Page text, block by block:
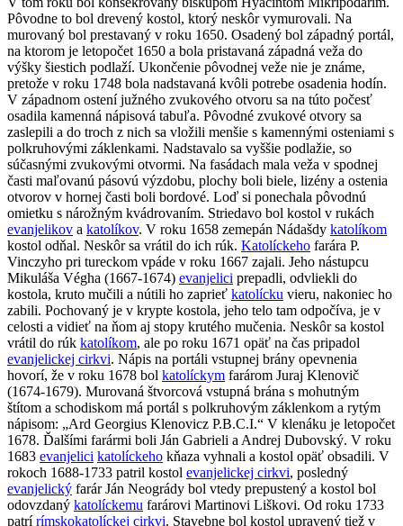
Pôvodne to bol drevený kostol, ktorý neskôr vymurovali. Na
murovaný bol prestavaný v roku 1650. Osadený bol západný portál,
na ktorom je letopočet 1650 a bola pristavaná západná veža do
výšky šiestich podlaží. Ukončenie pôvodnej veže nie je známe,
pretože v roku 1748 bola nadstavaná kvôli potrebe osadenia hodín.
V západnom ostení južného zvukového otvoru sa na túto počesť
osadila kamenná nápisová tabuľa. Pôvodné zvukové otvory sa
zaslepili a do troch z nich sa vložili menšie s kamennými osteniami s
polkruhovými záklenkami. Nadstavalo sa vyššie podlažie, so
súčasnými zvukovými otvormi. Na fasádach mala veža v spodnej
časti maľovanú pásovú výzdobu, plochy boli biele, lizény a ostenia
otvorov v hornej časti boli bordové. Loď si ponechala pôvodnú
omietku s nárožným kvádrovaním. Striedavo bol kostol v rukách
evanjelikov a katolíkov. V roku 1658 zemepán Nádašdy katolíkom
kostol odňal. Neskôr sa vrátil do ich rúk. Katolíckeho farára P.
Vinczyho pri tureckom vpáde v roku 1667 zajali. Jeho nástupcu
Mikuláša Végha (1667-1674) evanjelici prepadli, odvliekli do
kostola, kruto mučili a nútili ho zaprieť katolícku vieru, nakoniec ho
zabili. Pochovaný je v krypte kostola, jeho telo tam odpočíva, je v
celosti a vidieť na ňom aj stopy krutého mučenia. Neskôr sa kostol
vrátil do rúk katolíkom, ale po roku 1671 opäť na čas pripadol
evanjelickej cirkvi. Nápis na portáli vstupnej brány opevnenia
hovorí, že v roku 1678 bol katolíckym farárom Juraj Klenovič
(1674-1679). Murovaná štvorcová vstupná brána s mohutným
štítom a schodiskom má portál s polkruhovým záklenkom a rytým
nápisom: „Ard Georgius Klenovicz P.B.C.I.“ V klenáku je letopočet
1678. Ďalšími farármi boli Ján Gabrieli a Andrej Dubovský. V roku
1683 evanjelici katolíckeho kňaza vyhnali a kostol opäť obsadili. V
rokoch 1688-1733 patril kostol evanjelickej cirkvi, posledný
evanjelický farár Ján Neogrády bol vtedy prepustený a kostol bol
odovzdaný katolíckemu farárovi Martinovi Liškovi. Od roku 1733
patrírímskokatolíckej cirkvi. Stavebne bol kostol upravený tiež v